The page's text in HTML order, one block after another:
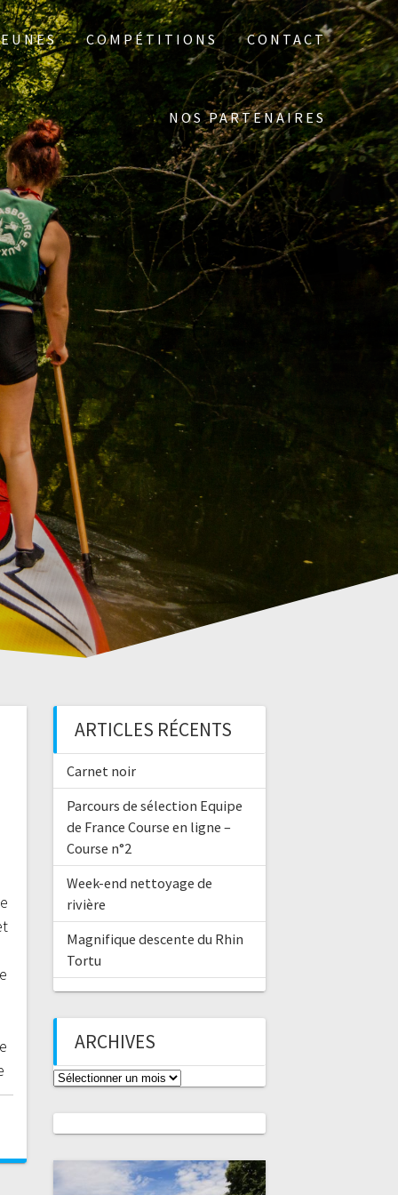
COMPÉTITIONS CONTACT
NOS PARTENAIRES
ARTICLES RÉCENTS
Carnet noir
Parcours de sélection Equipe
de France Course en ligne –
Course n°2
Week-end nettoyage de
rivière
Magnifique descente du Rhin
Tortu
ARCHIVES
Archives